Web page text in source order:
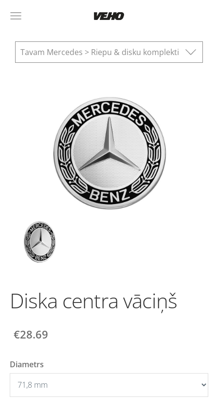
Tavam Mercedes > Riepu & disku komplekti
Diska centra vāciņš
€28.69
Diametrs